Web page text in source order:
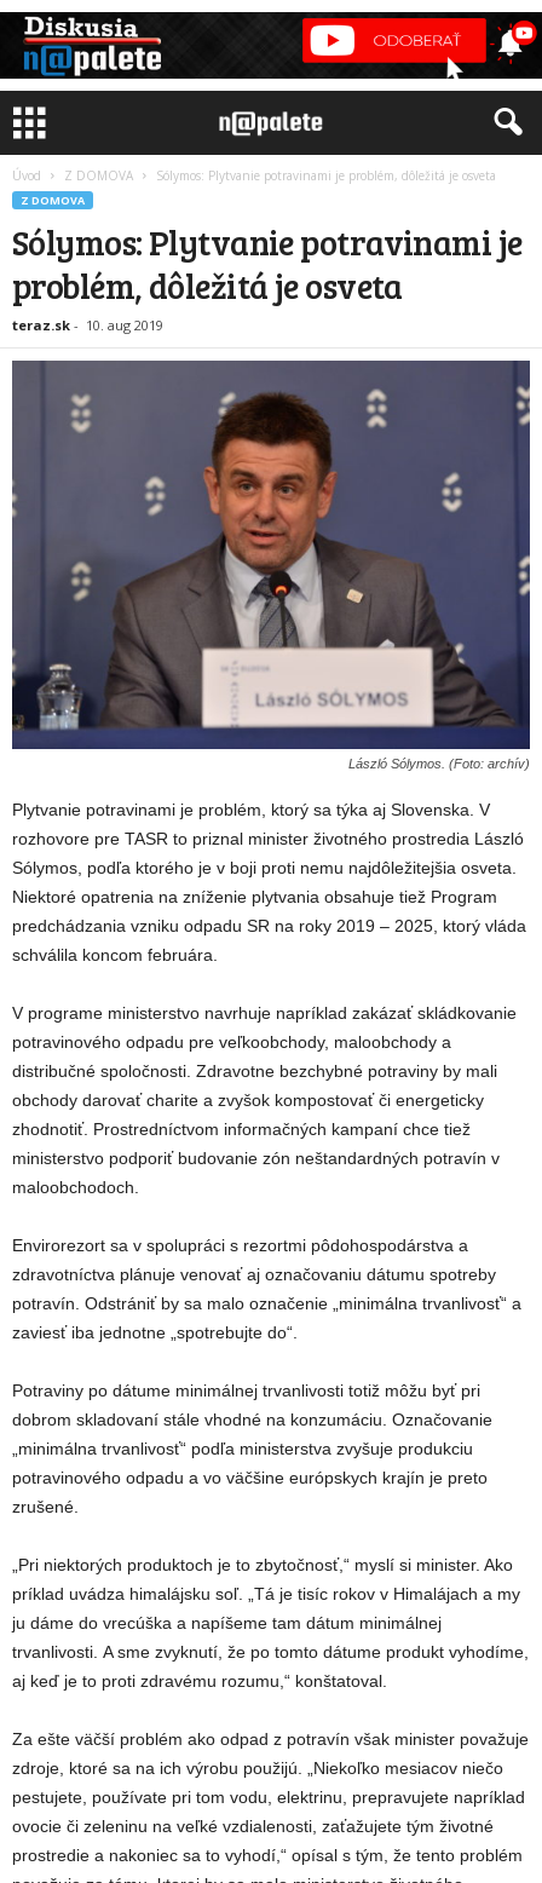
Úvod Z DOMOVA Sólymos: Plytvanie potravinami je problém, dôležitá je osveta
Z DOMOVA
Sólymos: Plytvanie potravinami je
problém, dôležitá je osveta
teraz.sk - 10. aug 2019
László Sólymos. (Foto: archív)
Plytvanie potravinami je problém, ktorý sa týka aj Slovenska. V
rozhovore pre TASR to priznal minister životného prostredia László
Sólymos, podľa ktorého je v boji proti nemu najdôležitejšia osveta.
Niektoré opatrenia na zníženie plytvania obsahuje tiež Program
predchádzania vzniku odpadu SR na roky 2019 – 2025, ktorý vláda
schválila koncom februára.
V programe ministerstvo navrhuje napríklad zakázať skládkovanie
potravinového odpadu pre veľkoobchody, maloobchody a
distribučné spoločnosti. Zdravotne bezchybné potraviny by mali
obchody darovať charite a zvyšok kompostovať či energeticky
zhodnotiť. Prostredníctvom informačných kampaní chce tiež
ministerstvo podporiť budovanie zón neštandardných potravín v
maloobchodoch.
Envirorezort sa v spolupráci s rezortmi pôdohospodárstva a
zdravotníctva plánuje venovať aj označovaniu dátumu spotreby
potravín. Odstrániť by sa malo označenie „minimálna trvanlivosť“ a
zaviesť iba jednotne „spotrebujte do“.
Potraviny po dátume minimálnej trvanlivosti totiž môžu byť pri
dobrom skladovaní stále vhodné na konzumáciu. Označovanie
„minimálna trvanlivosť“ podľa ministerstva zvyšuje produkciu
potravinového odpadu a vo väčšine európskych krajín je preto
zrušené.
„Pri niektorých produktoch je to zbytočnosť,“ myslí si minister. Ako
príklad uvádza himalájsku soľ. „Tá je tisíc rokov v Himalájach a my
ju dáme do vrecúška a napíšeme tam dátum minimálnej
trvanlivosti. A sme zvyknutí, že po tomto dátume produkt vyhodíme,
aj keď je to proti zdravému rozumu,“ konštatoval.
Za ešte väčší problém ako odpad z potravín však minister považuje
zdroje, ktoré sa na ich výrobu použijú. „Niekoľko mesiacov niečo
pestujete, používate pri tom vodu, elektrinu, prepravujete napríklad
ovocie či zeleninu na veľké vzdialenosti, zaťažujete tým životné
prostredie a nakoniec sa to vyhodí,“ opísal s tým, že tento problém